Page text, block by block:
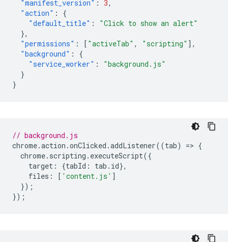
"manifest_version" : 3,
"action" :
{
"default_title" :
"Click to show an alert"
},
"permissions" : [ "activeTab" , "scripting" ],
"background" :
{
"service_worker" :
"background.js"
}
}
// background.js
chrome.action .onClicked .addListener((tab) => {
chrome. scripting . executeScript({
target : {tabId : tab . id},
files : [ 'content.js' ]
});
});